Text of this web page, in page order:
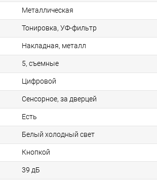
Металлическая
Тонировка, УФ-фильтр
Накладная, металл
5, съемные
Цифровой
Сенсорное, за дверцей
Есть
Белый холодный свет
Кнопкой
39 дБ